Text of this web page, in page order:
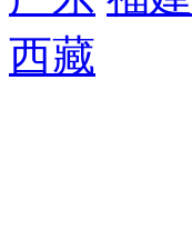
西藏